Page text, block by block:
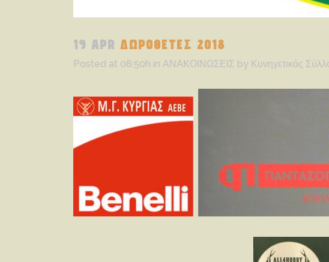
19 APR ΔΩΡΟΘΕΤΕΣ 2018
Posted at 08:50h in ΑΝΑΚΟΙΝΩΣΕΙΣ by Κυνηγετικός